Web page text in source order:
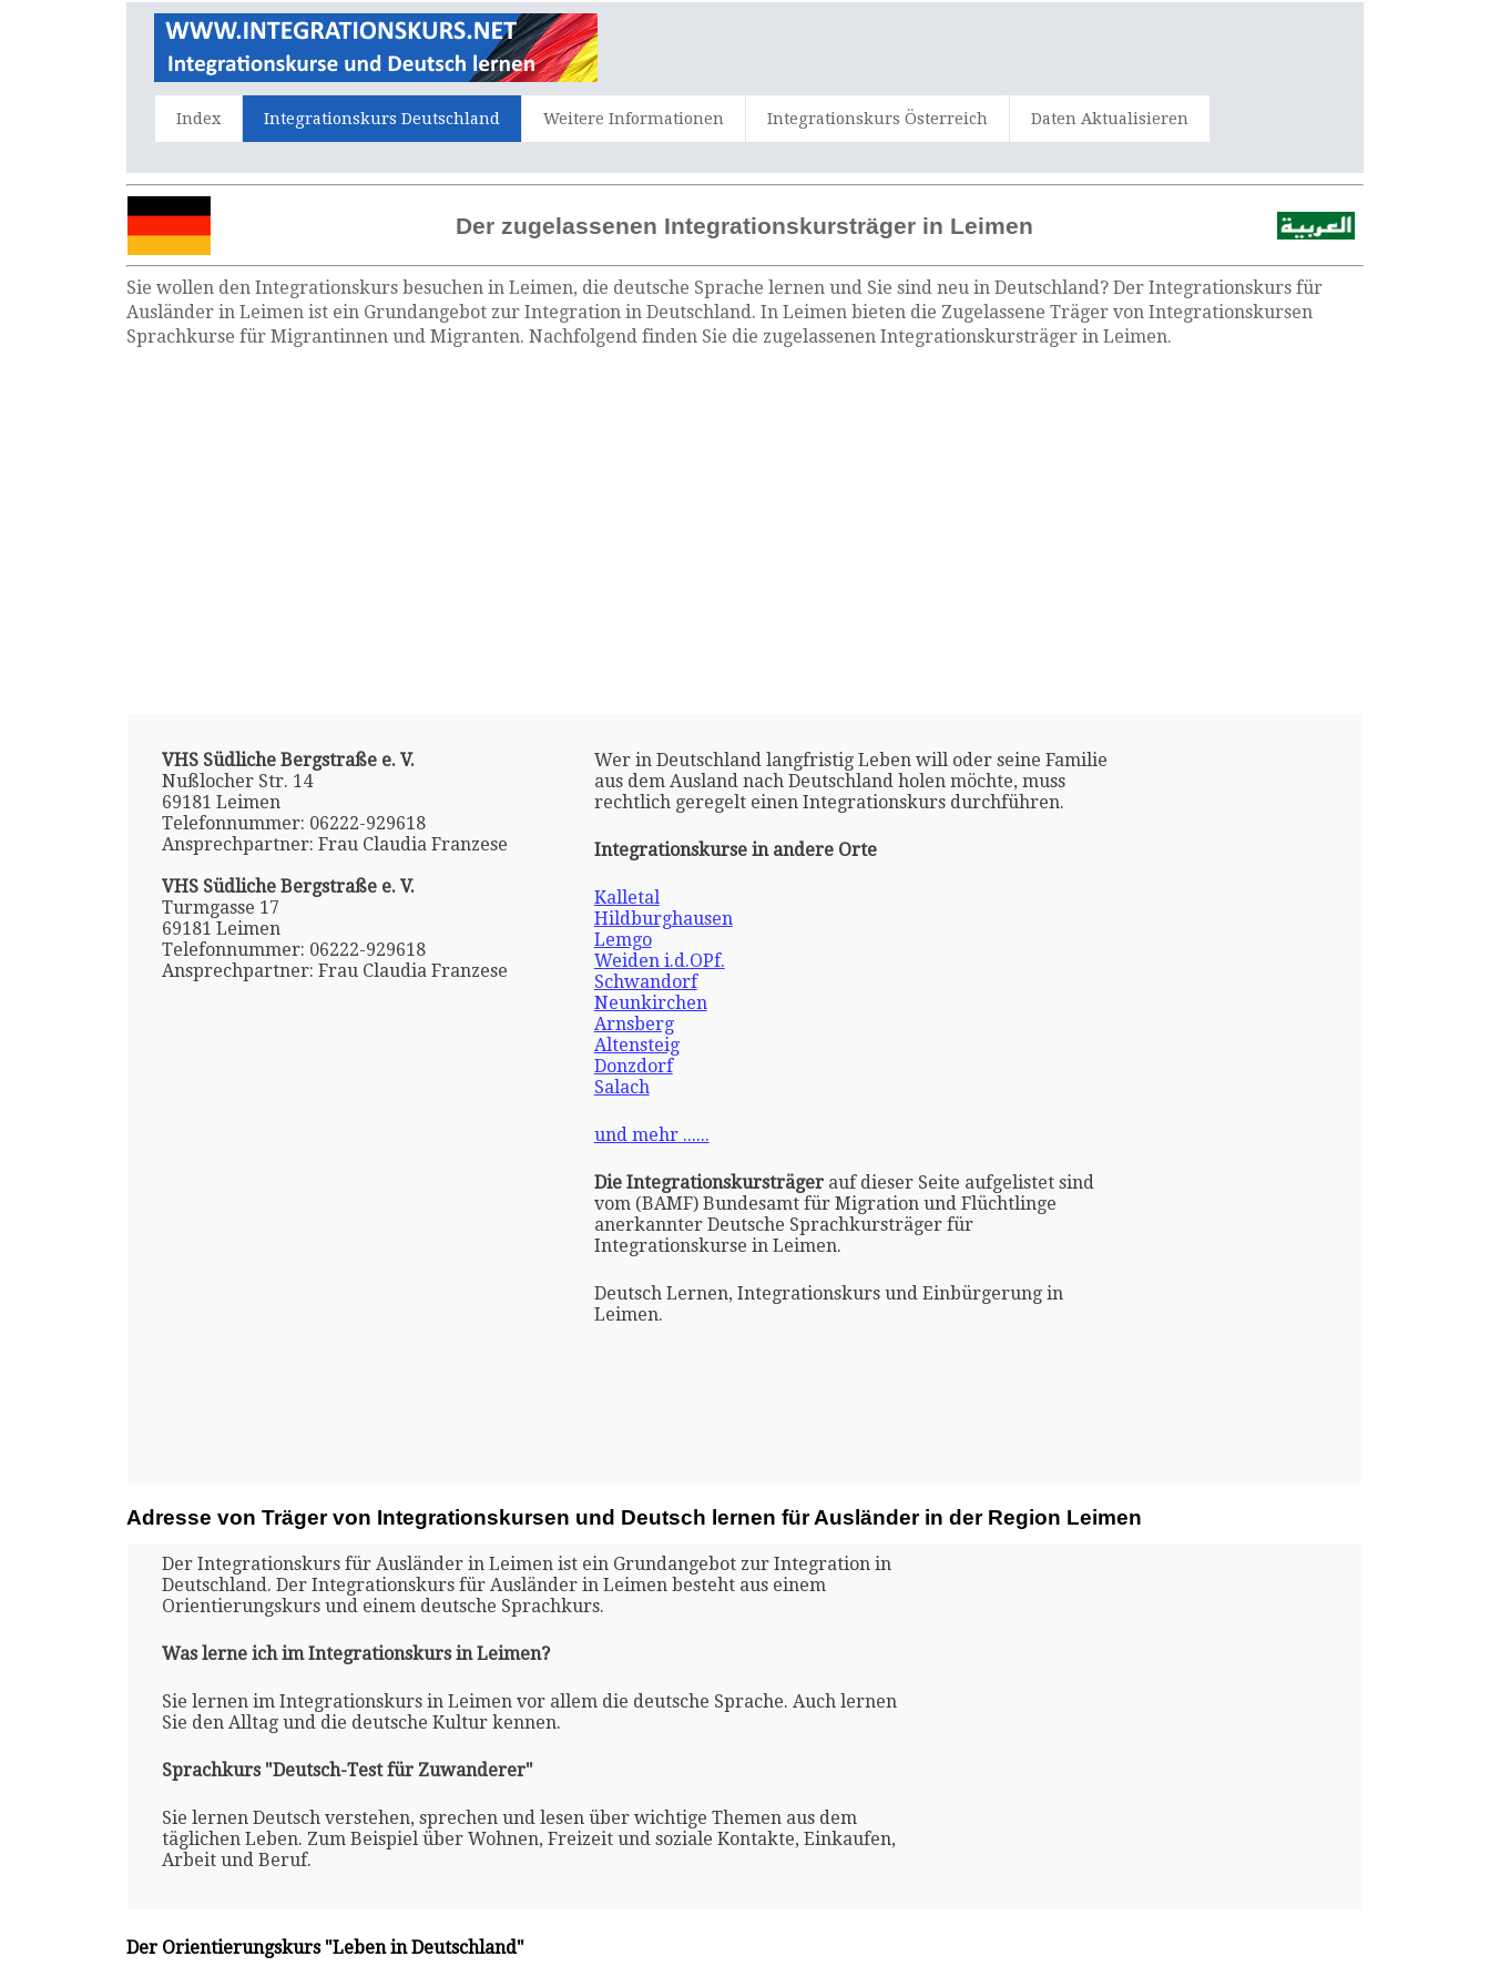
Index Integrationskurs Deutschland Weitere Informationen Integrationskurs Österreich Daten Aktualisieren
Der zugelassenen Integrationskursträger in Leimen
Sie wollen den Integrationskurs besuchen in Leimen, die deutsche Sprache lernen und Sie sind neu in Deutschland? Der Integrationskurs für
Ausländer in Leimen ist ein Grundangebot zur Integration in Deutschland. In Leimen bieten die Zugelassene Träger von Integrationskursen
Sprachkurse für Migrantinnen und Migranten. Nachfolgend finden Sie die zugelassenen Integrationskursträger in Leimen.
VHS Südliche Bergstraße e. V.
Nußlocher Str. 14
69181 Leimen
Telefonnummer: 06222-929618
Ansprechpartner: Frau Claudia Franzese
VHS Südliche Bergstraße e. V.
Turmgasse 17
69181 Leimen
Telefonnummer: 06222-929618
Ansprechpartner: Frau Claudia Franzese
Wer in Deutschland langfristig Leben will oder seine Familie
aus dem Ausland nach Deutschland holen möchte, muss
rechtlich geregelt einen Integrationskurs durchführen.
Integrationskurse in andere Orte
Kalletal
Hildburghausen
Lemgo
Weiden i.d.OPf.
Schwandorf
Neunkirchen
Arnsberg
Altensteig
Donzdorf
Salach
und mehr ......
Die Integrationskursträgerauf dieser Seite aufgelistet sind
vom (BAMF) Bundesamt für Migration und Flüchtlinge
anerkannter Deutsche Sprachkursträger für
Integrationskurse in Leimen.
Deutsch Lernen, Integrationskurs und Einbürgerung in
Leimen.
Adresse von Träger von Integrationskursen und Deutsch lernen für Ausländer in der Region Leimen
Der Integrationskurs für Ausländer in Leimen ist ein Grundangebot zur Integration in
Deutschland. Der Integrationskurs für Ausländer in Leimen besteht aus einem
Orientierungskurs und einem deutsche Sprachkurs.
Was lerne ich im Integrationskurs in Leimen?
Sie lernen im Integrationskurs in Leimen vor allem die deutsche Sprache. Auch lernen
Sie den Alltag und die deutsche Kultur kennen.
Sprachkurs "Deutsch-Test für Zuwanderer"
Sie lernen Deutsch verstehen, sprechen und lesen über wichtige Themen aus dem
täglichen Leben. Zum Beispiel über Wohnen, Freizeit und soziale Kontakte, Einkaufen,
Arbeit und Beruf.
Der Orientierungskurs "Leben in Deutschland"